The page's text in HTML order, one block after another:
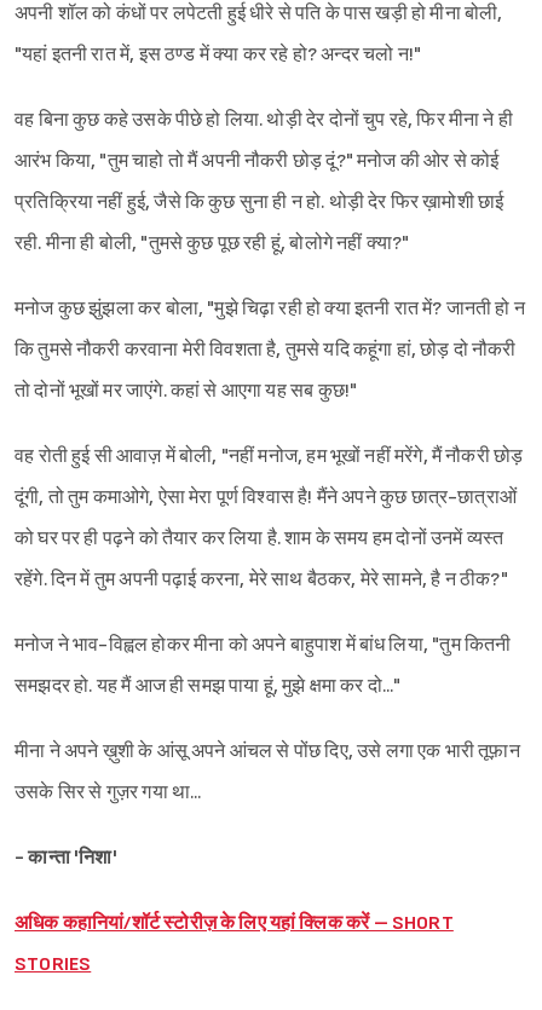
अपनी शॉल को कंधों पर लपेटती हुई धीरे से पति के पास खड़ी हो मीना बोली,
"यहां इतनी रात में, इस ठण्ड में क्या कर रहे हो? अन्दर चलो न!"
वह बिना कुछ कहे उसके पीछे हो लिया. थोड़ी देर दोनों चुप रहे, फिर मीना ने ही
आरंभ किया, "तुम चाहो तो मैं अपनी नौकरी छोड़ दूं?" मनोज की ओर से कोई
प्रतिक्रिया नहीं हुई, जैसे कि कुछ सुना ही न हो. थोड़ी देर फिर ख़ामोशी छाई
रही. मीना ही बोली, "तुमसे कुछ पूछ रही हूं, बोलोगे नहीं क्या?"
मनोज कुछ झुंझला कर बोला, "मुझे चिढ़ा रही हो क्या इतनी रात में? जानती हो न
कि तुमसे नौकरी करवाना मेरी विवशता है, तुमसे यदि कहूंगा हां, छोड़ दो नौकरी
तो दोनों भूखों मर जाएंगे. कहां से आएगा यह सब कुछ!"
वह रोती हुई सी आवाज़ में बोली, "नहीं मनोज, हम भूखों नहीं मरेंगे, मैं नौकरी छोड़
दूंगी, तो तुम कमाओगे, ऐसा मेरा पूर्ण विश्वास है! मैंने अपने कुछ छात्र-छात्राओं
को घर पर ही पढ़ने को तैयार कर लिया है. शाम के समय हम दोनों उनमें व्यस्त
रहेंगे. दिन में तुम अपनी पढ़ाई करना, मेरे साथ बैठकर, मेरे सामने, है न ठीक?"
मनोज ने भाव-विह्वल होकर मीना को अपने बाहुपाश में बांध लिया, "तुम कितनी
समझदर हो. यह मैं आज ही समझ पाया हूं, मुझे क्षमा कर दो..."
मीना ने अपने ख़ुशी के आंसू अपने आंचल से पोंछ दिए, उसे लगा एक भारी तूफ़ान
उसके सिर से गुज़र गया था...
- कान्ता 'निशा'
अधिक कहानियां/शॉर्ट स्टोरीज़ के लिए यहां क्लिक करें – SHORT
STORIES